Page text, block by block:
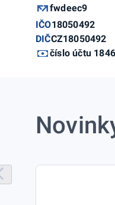
fwdeec9
IČO18050492
DIČCZ18050492
číslo účtu